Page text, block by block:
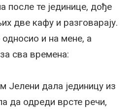
после те јединице, дође
две кафу и разговарају.
и на мене, а
сва времена:
Јелени дала јединицу из
да одреди врсте речи,